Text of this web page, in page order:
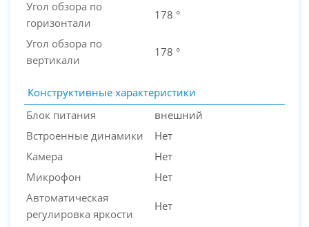
Угол обзора по
горизонтали
178 °
Угол обзора по
вертикали
178 °
Конструктивные характеристики
Блок питания
внешний
Встроенные динамики
Нет
Камера
Нет
Микрофон
Нет
Автоматическая
регулировка яркости
Нет